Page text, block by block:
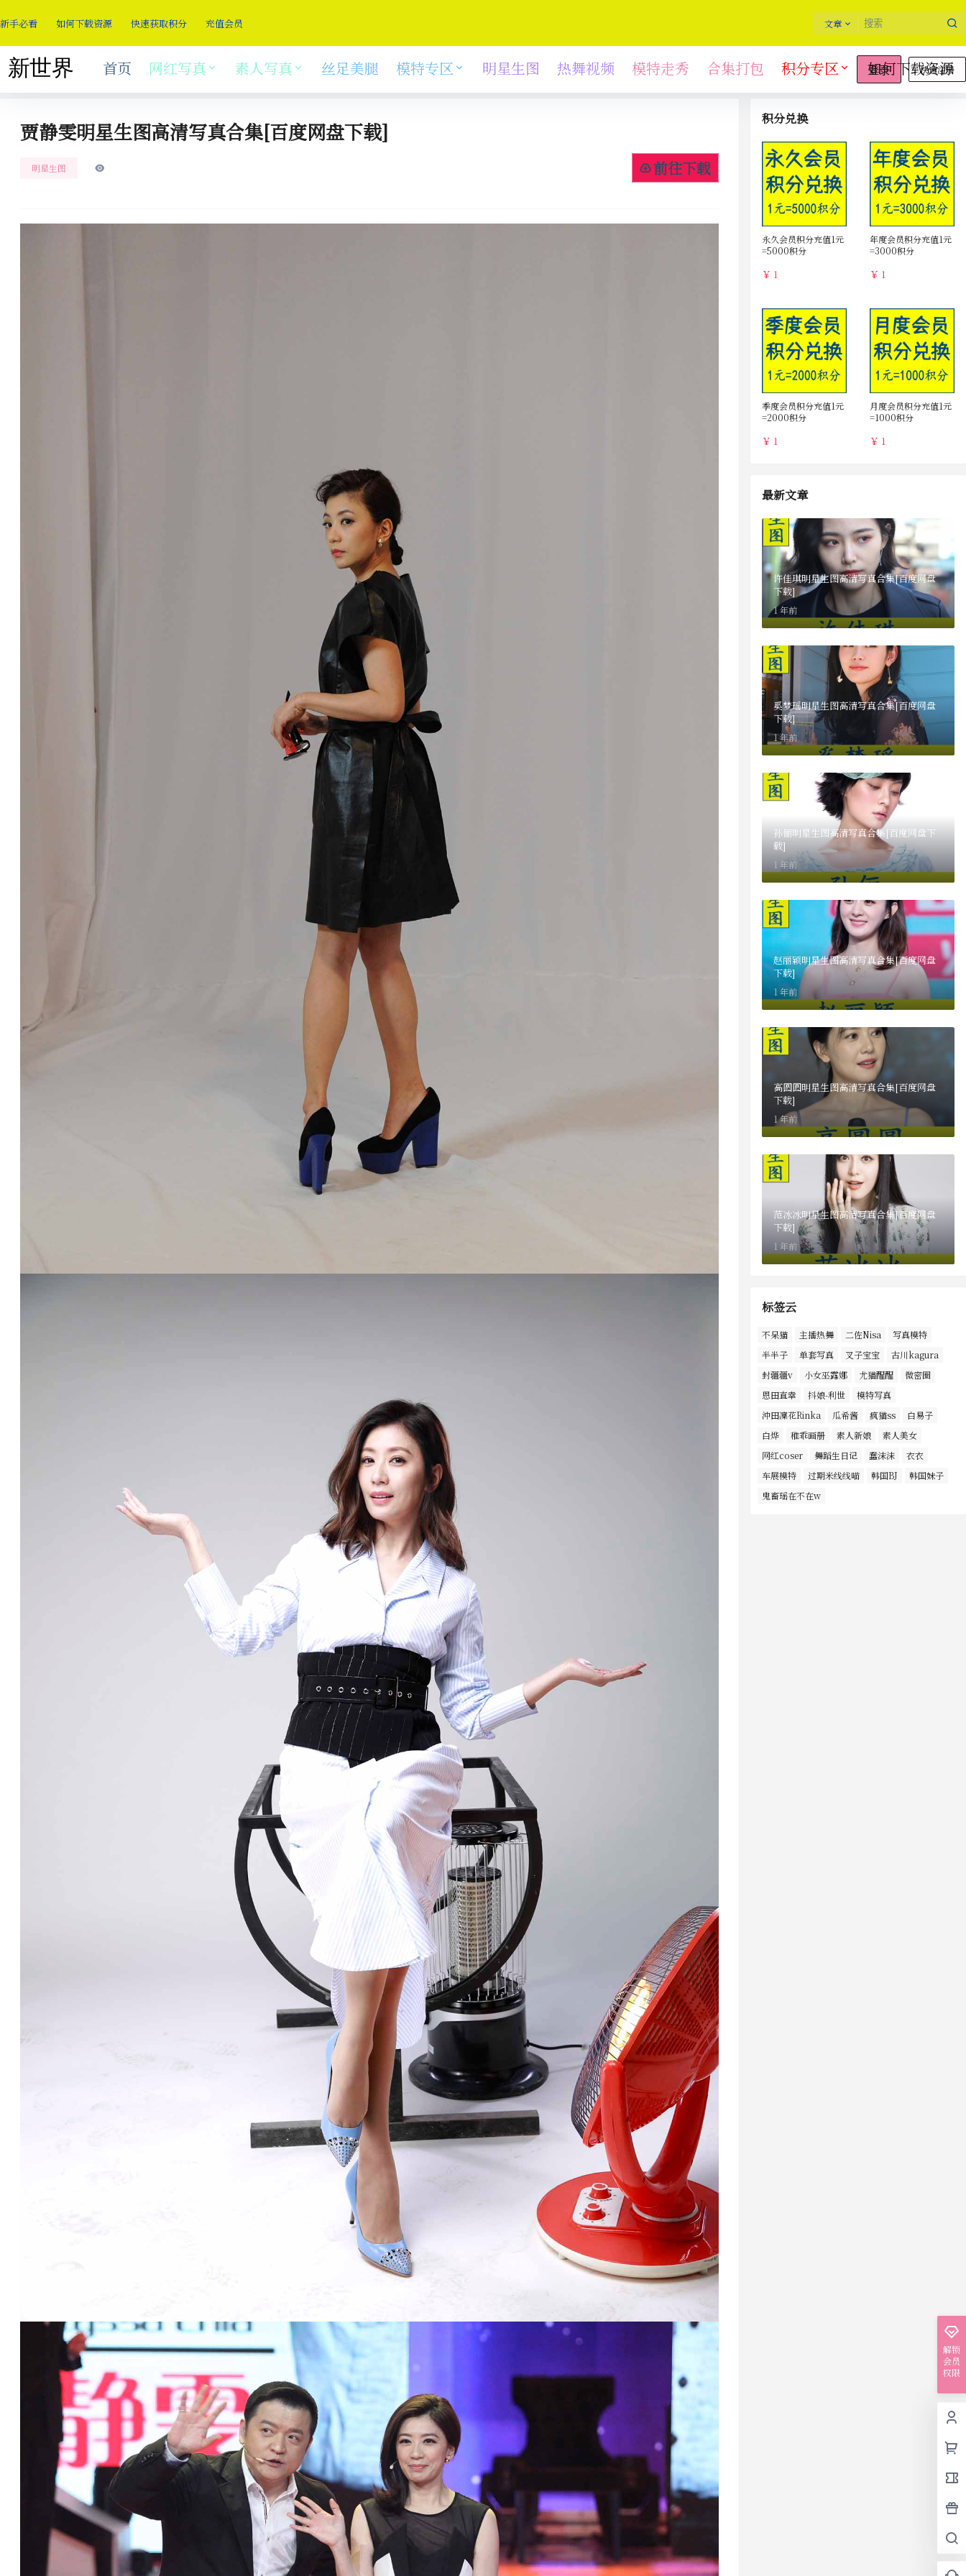
新手必看 如何下载资源 快速获取积分 充值会员 文章
登录 快速注册
首页 网红写真 素人写真 丝足美腿 模特专区 明星生图 热舞视频 模特走秀 合集打包 积分专区 如何下载资源
贾静雯明星生图高清写真合集[百度网盘下载]
明星生图 前往下载
积分兑换
永久会员积分充值1元
=5000积分
￥ 1
年度会员积分充值1元
=3000积分
￥ 1
季度会员积分充值1元
=2000积分
￥ 1
月度会员积分充值1元
=1000积分
￥ 1
最新文章
许佳琪明星生图高清写真合集[百度网盘
下载]
1 年前
奚梦瑶明星生图高清写真合集[百度网盘
下载]
1 年前
孙俪明星生图高清写真合集[百度网盘下
载]
1 年前
赵丽颖明星生图高清写真合集[百度网盘
下载]
1 年前
高圆圆明星生图高清写真合集[百度网盘
下载]
1 年前
范冰冰明星生图高清写真合集[百度网盘
下载]
1 年前
标签云
不呆猫 主播热舞 二佐Nisa
写真模特
半半子
单套写真 叉子宝宝
古川kagura
封疆疆v
小女巫露娜 尤猫醒醒
微密圈
恩田直幸
抖娘-利世
模特写真
沖田凜花Rinka
瓜希酱 疯猫ss
白易子
白烨
稚乖画册 素人新娘
素人美女
网红coser
舞蹈生日记 蠢沫沫
衣衣
车展模特
过期米线线喵 韩国BJ
韩国妹子
鬼畜瑶在不在w
解锁
会员
权限